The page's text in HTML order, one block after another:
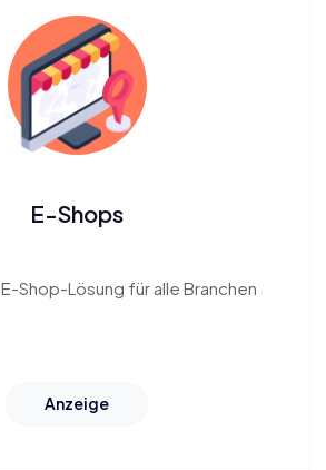
E-Shops
E-Shop-Lösung für alle Branchen
Anzeige